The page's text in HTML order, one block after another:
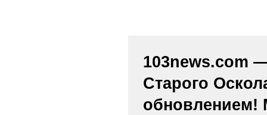
103news.com
Старого
обновлением!